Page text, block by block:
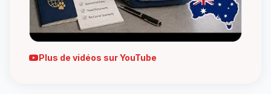
Plus de vidéos sur YouTube